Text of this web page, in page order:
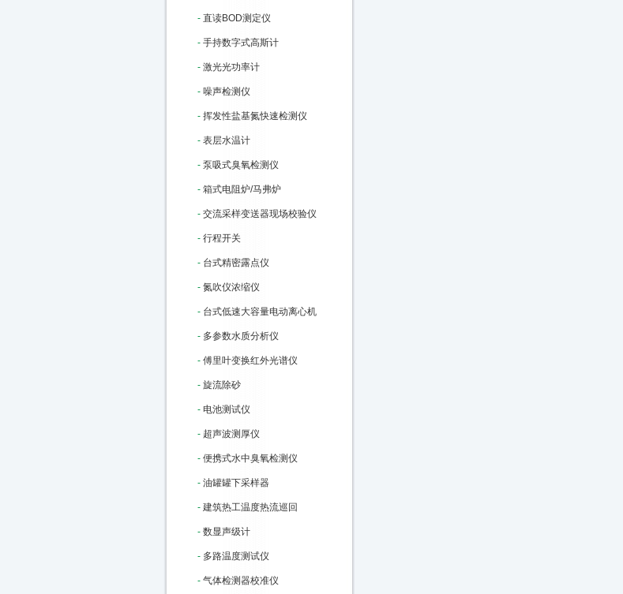
- 直读BOD测定仪
- 手持数字式高斯计
- 激光光功率计
- 噪声检测仪
- 挥发性盐基氮快速检测仪
- 表层水温计
- 泵吸式臭氧检测仪
- 箱式电阻炉/马弗炉
- 交流采样变送器现场校验仪
- 行程开关
- 台式精密露点仪
- 氮吹仪浓缩仪
- 台式低速大容量电动离心机
- 多参数水质分析仪
- 傅里叶变换红外光谱仪
- 旋流除砂
- 电池测试仪
- 超声波测厚仪
- 便携式水中臭氧检测仪
- 油罐罐下采样器
- 建筑热工温度热流巡回
- 数显声级计
- 多路温度测试仪
- 气体检测器校准仪